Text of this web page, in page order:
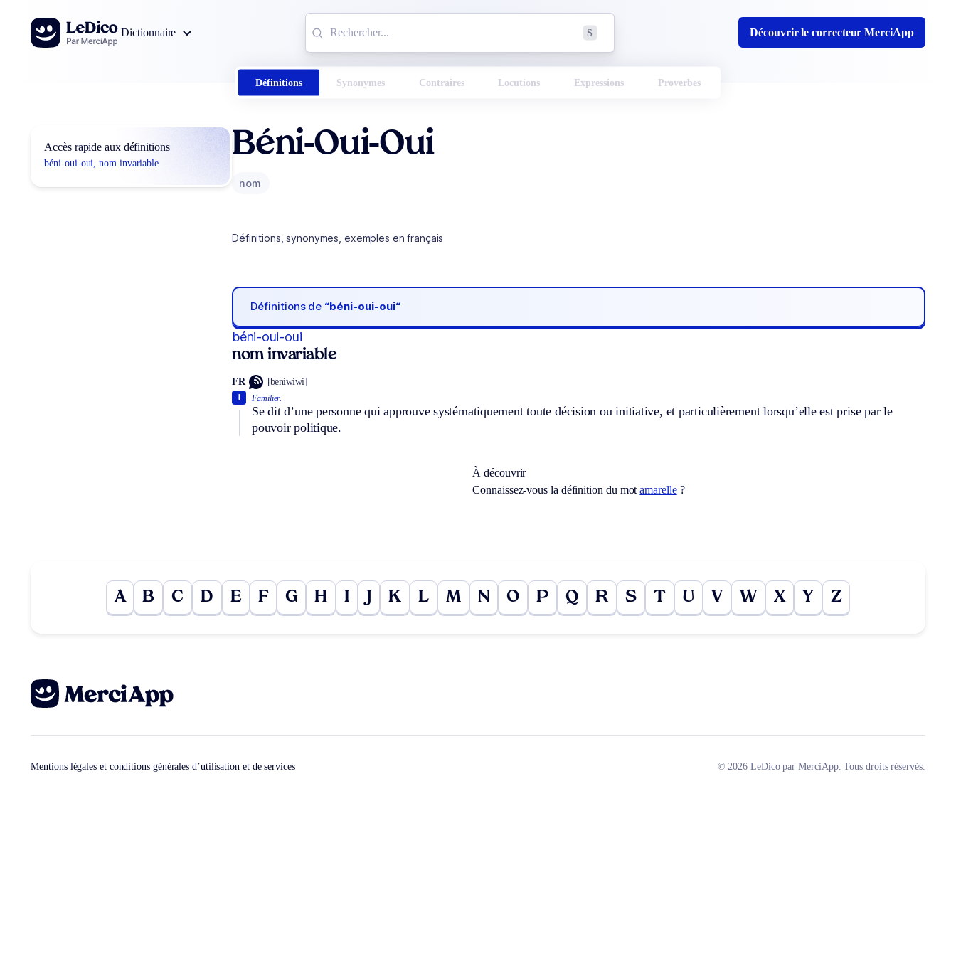
Aller au contenu
Dictionnaire
S Découvrir le correcteur MerciApp
Définitions Synonymes Contraires Locutions Expressions Proverbes
Accès rapide aux définitions
béni-oui-oui, nom invariable
Béni-Oui-Oui
nom
Définitions, synonymes, exemples en français
Définitions de “béni-oui-oui“
béni-oui-oui
nom invariable
FR [beniwiwi]
Familier.
Se dit d’une personne qui approuve systématiquement toute décision ou initiative, et particulièrement lorsqu’elle est prise par le
pouvoir politique.
1
À découvrir
Connaissez-vous la définition du motamarelle?
A B C D E F G H I K L M N O P Q R S T U V W X Y Z
Mentions légales et conditions générales d’utilisation et de services © 2026 LeDico par MerciApp. Tous droits réservés.